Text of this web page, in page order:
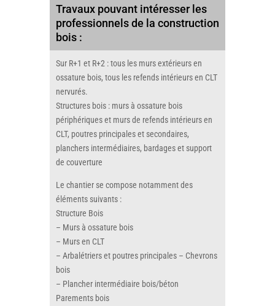
Travaux pouvant intéresser les
professionnels de la construction
bois :
Sur R+1 et R+2 : tous les murs extérieurs en
ossature bois, tous les refends intérieurs en CLT
nervurés.
Structures bois : murs à ossature bois
périphériques et murs de refends intérieurs en
CLT, poutres principales et secondaires,
planchers intermédiaires, bardages et support
de couverture
Le chantier se compose notamment des
éléments suivants :
Structure Bois
– Murs à ossature bois
– Murs en CLT
– Arbalétriers et poutres principales – Chevrons
bois
– Plancher intermédiaire bois/béton
Parements bois